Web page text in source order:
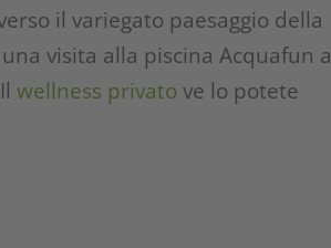
il variegato paesaggio della
visita alla piscina Acquafun a
wellness privatove lo potete